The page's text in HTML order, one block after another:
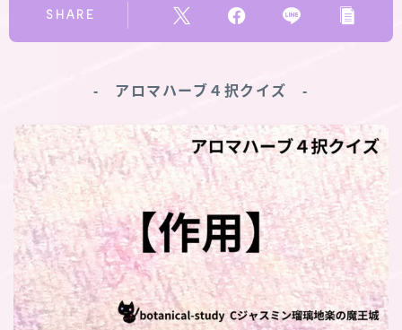
SHARE
‐ アロマハーブ４択クイズ ‐